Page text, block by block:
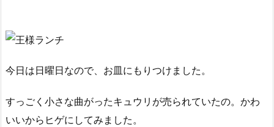
今日は日曜日なので、お皿にもりつけました。
すっごく小さな曲がったキュウリが売られていたの。かわ
いいからヒゲにしてみました。